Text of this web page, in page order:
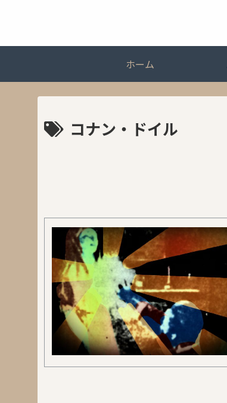
ホーム
コナン・ドイル